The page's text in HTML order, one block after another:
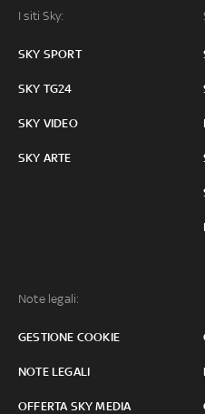
I siti Sky:
SKY SPORT
SKY TG24
SKY VIDEO
SKY ARTE
Note legali:
GESTIONE COOKIE
NOTE LEGALI
OFFERTA SKY MEDIA